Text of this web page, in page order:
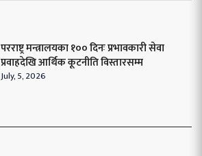
परराष्ट्र मन्त्रालयका १०० दिनः प्रभावकारी सेवा
प्रवाहदेखि आर्थिक कूटनीति विस्तारसम्म
July, 5, 2026